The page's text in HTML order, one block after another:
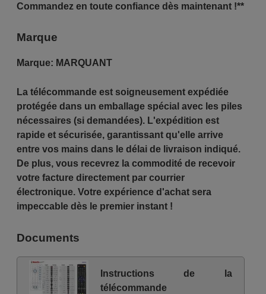
Commandez en toute confiance dès maintenant !**
Marque
Marque: MARQUANT
La télécommande est soigneusement expédiée
protégée dans un emballage spécial avec les piles
nécessaires (si demandées). L'expédition est
rapide et sécurisée, garantissant qu'elle arrive
entre vos mains dans le délai de livraison indiqué.
De plus, vous recevrez la commodité de recevoir
votre facture directement par courrier
électronique. Votre expérience d'achat sera
impeccable dès le premier instant !
Documents
Instructions de la
télécommande